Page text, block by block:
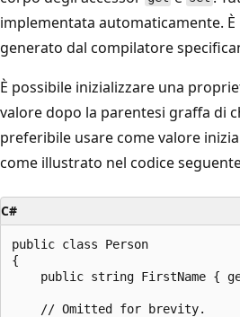
implementata automaticamente.
generato dal compilatore
È possibile inizializzare una
valore dopo la parentesi graffa di
preferibile usare come valore
come illustrato nel codice
C#
public class Person
{
public string FirstName {
    // Omitted for brevity.